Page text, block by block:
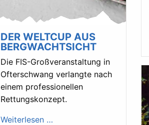
DER WELTCUP AUS
BERGWACHTSICHT
Die FIS-Großveranstaltung in
Ofterschwang verlangte nach
einem professionellen
Rettungskonzept.
Weiterlesen …